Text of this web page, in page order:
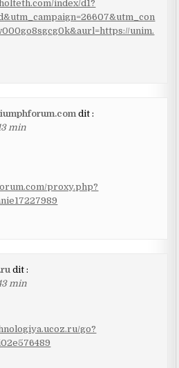
index/d1?
unim.
dit :
min
proxy.php?
dit :
min
go?